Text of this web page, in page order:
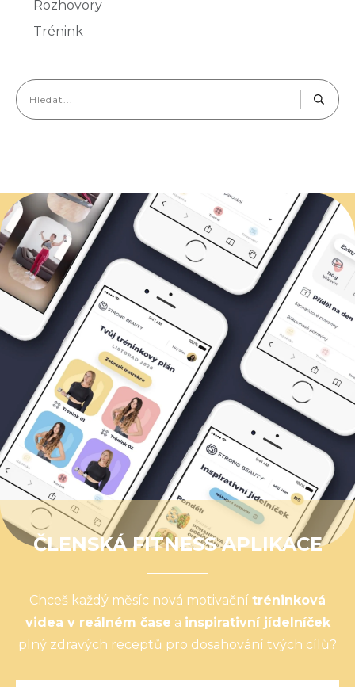
Rozhovory
Trénink
ČLENSKÁ FITNESS APLIKACE
Chceš každý měsíc nová motivační tréninková
videa v reálném čase a inspirativní jídelníček
plný zdravých receptů pro dosahování tvých cílů?